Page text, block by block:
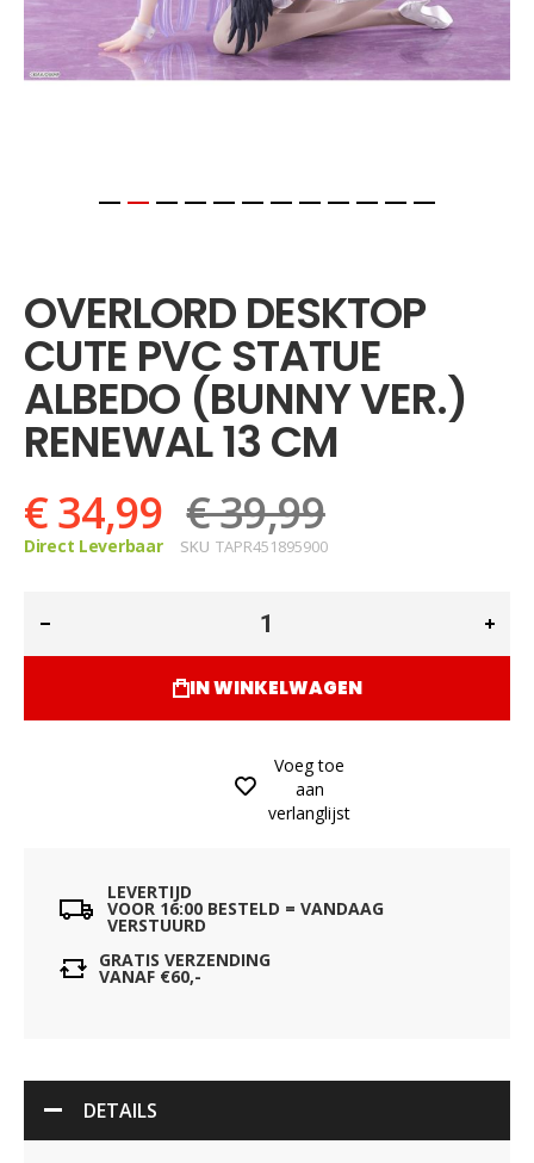
begin
van
de
afbeeldingen-
gallerij
OVERLORD DESKTOP
CUTE PVC STATUE
ALBEDO (BUNNY VER.)
RENEWAL 13 CM
€ 34,99 € 39,99
Direct Leverbaar SKU TAPR451895900
IN WINKELWAGEN
Voeg toe
aan
verlanglijst
LEVERTIJD
VOOR 16:00 BESTELD = VANDAAG
VERSTUURD
GRATIS VERZENDING
VANAF €60,-
DETAILS